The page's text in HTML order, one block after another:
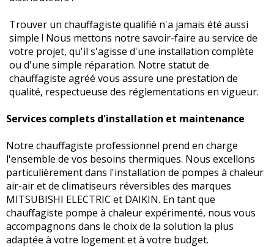
Trouver un chauffagiste qualifié n'a jamais été aussi
simple ! Nous mettons notre savoir-faire au service de
votre projet, qu'il s'agisse d'une installation complète
ou d'une simple réparation. Notre statut de
chauffagiste agréé vous assure une prestation de
qualité, respectueuse des réglementations en vigueur.
Services complets d'installation et maintenance
Notre chauffagiste professionnel prend en charge
l'ensemble de vos besoins thermiques. Nous excellons
particulièrement dans l'installation de pompes à chaleur
air-air et de climatiseurs réversibles des marques
MITSUBISHI ELECTRIC et DAIKIN. En tant que
chauffagiste pompe à chaleur expérimenté, nous vous
accompagnons dans le choix de la solution la plus
adaptée à votre logement et à votre budget.